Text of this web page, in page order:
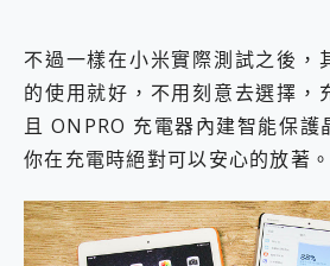
不過一樣在小米實際測試之後，
的使用就好，不用刻意去選擇，
且 ONPRO 充電器內建智能保護
你在充電時絕對可以安心的放著。